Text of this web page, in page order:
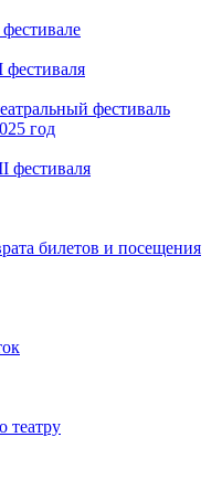
фестиваль
год
фестиваля
билетов и посещения
театру